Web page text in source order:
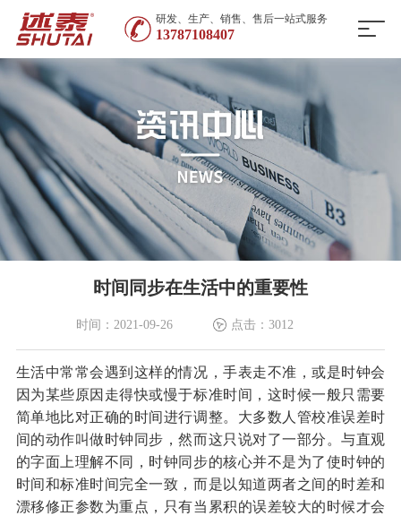
研发、生产、销售、售后一站式服务
13787108407
时间同步在生活中的重要性
时间：2021-09-26 点击：3012
生活中常常会遇到这样的情况，手表走不准，或是时钟会
因为某些原因走得快或慢于标准时间，这时候一般只需要
简单地比对正确的时间进行调整。大多数人管校准误差时
间的动作叫做时钟同步，然而这只说对了一部分。与直观
的字面上理解不同，时钟同步的核心并不是为了使时钟的
时间和标准时间完全一致，而是以知道两者之间的时差和
漂移修正参数为重点，只有当累积的误差较大的时候才会